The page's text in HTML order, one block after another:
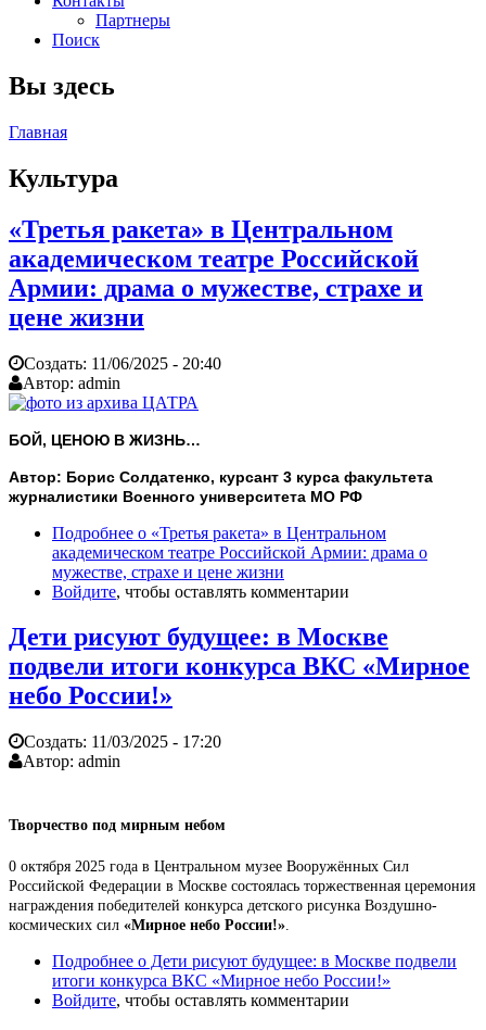
Партнеры
Поиск
Вы здесь
Главная
Культура
«Третья ракета» в Центральном
академическом театре Российской
Армии: драма о мужестве, страхе и
цене жизни
Создать: 11/06/2025 - 20:40
Автор: admin
БОЙ, ЦЕНОЮ В ЖИЗНЬ…
Автор: Борис Солдатенко, курсант 3 курса факультета
журналистики Военного университета МО РФ
Подробнее о «Третья ракета» в Центральном
академическом театре Российской Армии: драма о
мужестве, страхе и цене жизни
Войдите, чтобы оставлять комментарии
Дети рисуют будущее: в Москве
подвели итоги конкурса ВКС «Мирное
небо России!»
Создать: 11/03/2025 - 17:20
Автор: admin
Творчество под мирным небом
0 октября 2025 года в Центральном музее Вооружённых Сил
Российской Федерации в Москве состоялась торжественная церемония
награждения победителей конкурса детского рисунка Воздушно-
космических сил «Мирное небо России!»
Подробнее о Дети рисуют будущее: в Москве подвели
итоги конкурса ВКС «Мирное небо России!»
Войдите, чтобы оставлять комментарии